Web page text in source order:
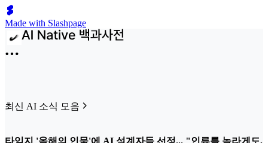
Made with Slashpage
최신 AI 소식 모음